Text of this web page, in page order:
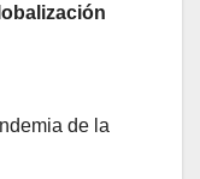
de la